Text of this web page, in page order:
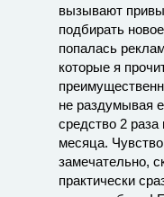
вызывают
подбирать
попалась
которые я
не раздумывая
средство 2 раза
месяца.
замечательно,
практически